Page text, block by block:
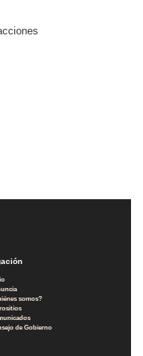
somos?
de Gobierno